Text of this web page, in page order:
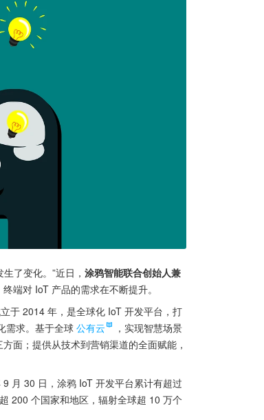
了变化。”近日， 涂鸦智能联合创始人兼
端对 IoT 产品的需求在不断提升。
于 2014 年，是全球化 IoT 开发平台，打
需求。基于全球公有云
，实现智慧场景
面；提供从技术到营销渠道的全面赋能，
月 30 日，涂鸦 IoT 开发平台累计有超过
200 个国家和地区，辐射全球超 10 万个